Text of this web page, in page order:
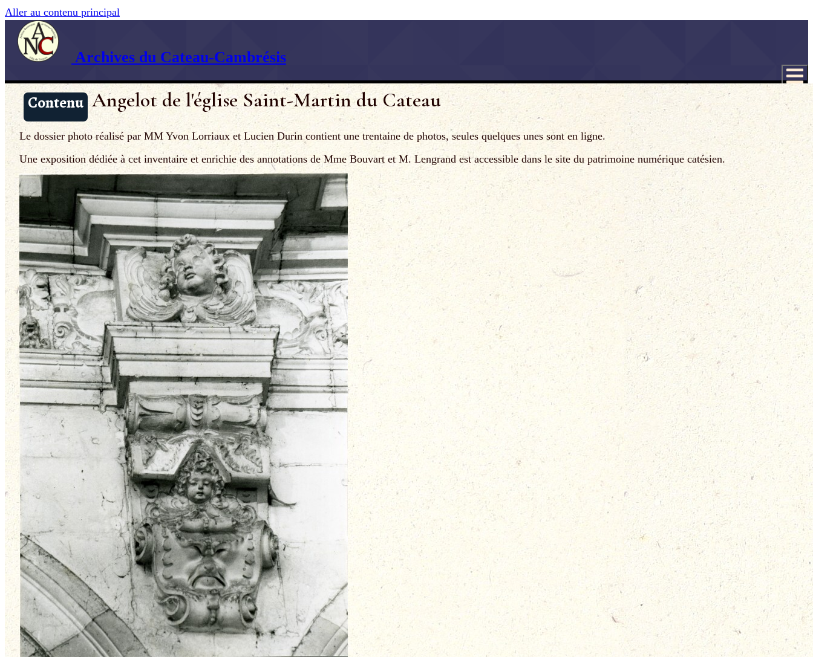
Aller au contenu principal
Archives du Cateau-Cambrésis
Contenu Angelot de l'église Saint-Martin du Cateau
Le dossier photo réalisé par MM Yvon Lorriaux et Lucien Durin contient une trentaine de photos, seules quelques unes sont en ligne.
Une exposition dédiée à cet inventaire et enrichie des annotations de Mme Bouvart et M. Lengrand est accessible dans le site du patrimoine numérique catésien.